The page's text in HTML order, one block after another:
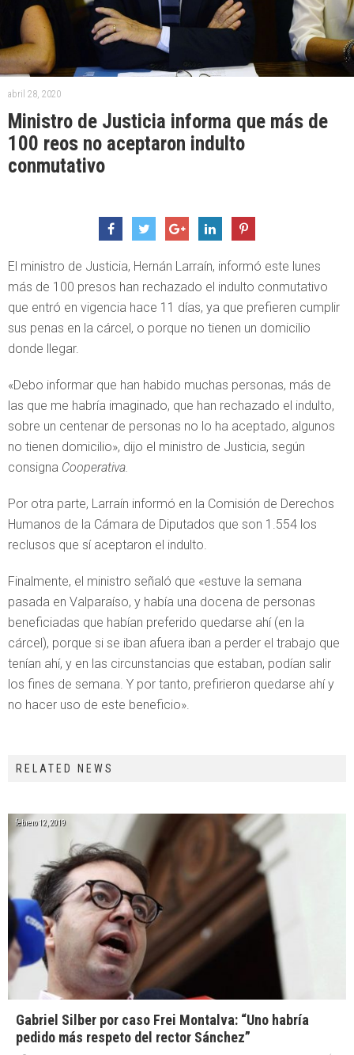
abril 28, 2020
Ministro de Justicia informa que más de
100 reos no aceptaron indulto
conmutativo
El ministro de Justicia, Hernán Larraín, informó este lunes
más de 100 presos han rechazado el indulto conmutativo
que entró en vigencia hace 11 días, ya que prefieren cumplir
sus penas en la cárcel, o porque no tienen un domicilio
donde llegar.
«Debo informar que han habido muchas personas, más de
las que me habría imaginado, que han rechazado el indulto,
sobre un centenar de personas no lo ha aceptado, algunos
no tienen domicilio», dijo el ministro de Justicia, según
consigna Cooperativa.
Por otra parte, Larraín informó en la Comisión de Derechos
Humanos de la Cámara de Diputados que son 1.554 los
reclusos que sí aceptaron el indulto.
Finalmente, el ministro señaló que «estuve la semana
pasada en Valparaíso, y había una docena de personas
beneficiadas que habían preferido quedarse ahí (en la
cárcel), porque si se iban afuera iban a perder el trabajo que
tenían ahí, y en las circunstancias que estaban, podían salir
los fines de semana. Y por tanto, prefirieron quedarse ahí y
no hacer uso de este beneficio».
RELATED NEWS
febrero 12, 2019
Gabriel Silber por caso Frei Montalva: “Uno habría
pedido más respeto del rector Sánchez”